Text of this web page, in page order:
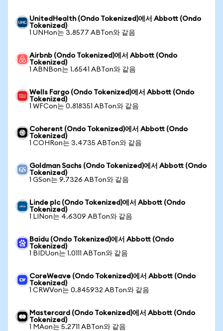
UnitedHealth (Ondo Tokenized)에서 Abbott (Ondo
Tokenized)
1 UNHon는 3.8577 ABTon와 같음
Airbnb (Ondo Tokenized)에서 Abbott (Ondo
Tokenized)
1 ABNBon는 1.6541 ABTon와 같음
Wells Fargo (Ondo Tokenized)에서 Abbott (Ondo
Tokenized)
1 WFCon는 0.818351 ABTon와 같음
Coherent (Ondo Tokenized)에서 Abbott (Ondo
Tokenized)
1 COHRon는 3.4735 ABTon와 같음
Goldman Sachs (Ondo Tokenized)에서 Abbott (Ondo
Tokenized)
1 GSon는 9.7326 ABTon와 같음
Linde plc (Ondo Tokenized)에서 Abbott (Ondo
Tokenized)
1 LINon는 4.6309 ABTon와 같음
Baidu (Ondo Tokenized)에서 Abbott (Ondo
Tokenized)
1 BIDUon는 1.0111 ABTon와 같음
CoreWeave (Ondo Tokenized)에서 Abbott (Ondo
Tokenized)
1 CRWVon는 0.845932 ABTon와 같음
Mastercard (Ondo Tokenized)에서 Abbott (Ondo
Tokenized)
1 MAon는 5.2711 ABTon와 같음